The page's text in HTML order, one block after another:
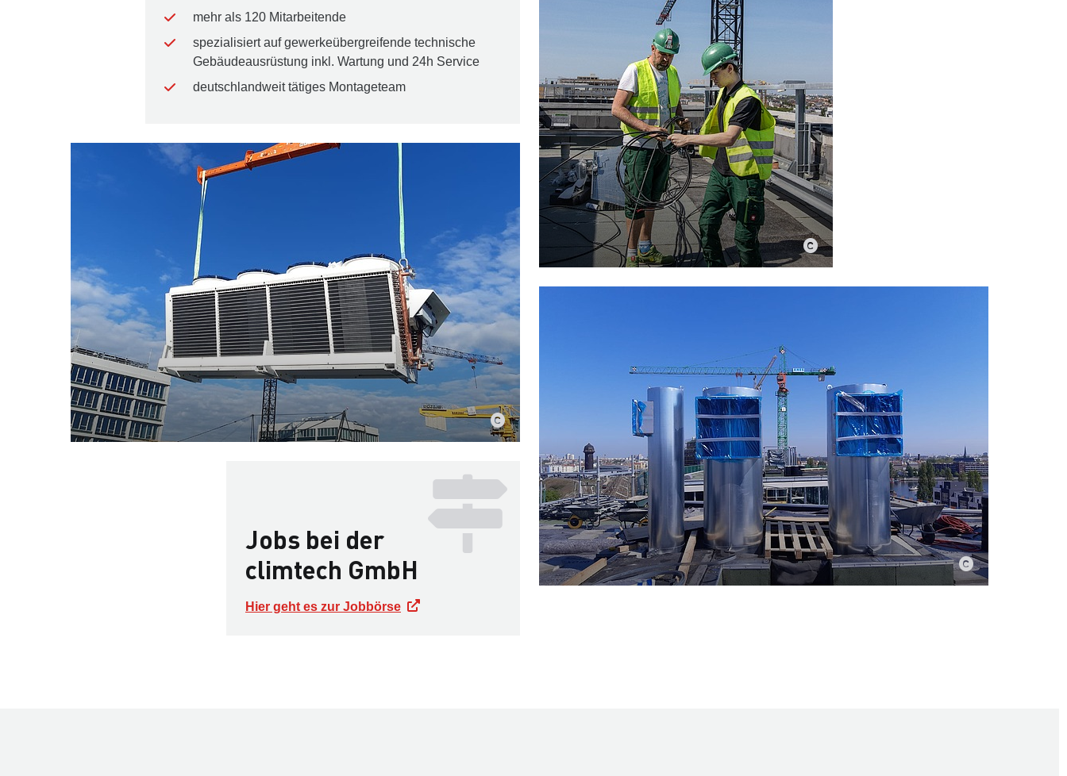
mehr als 120 Mitarbeitende
spezialisiert auf gewerkeübergreifende technische
Gebäudeausrüstung inkl. Wartung und 24h Service
deutschlandweit tätiges Montageteam
Jobs bei der
climtech GmbH
Hier geht es zur Jobbörse